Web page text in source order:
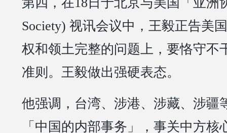
Society) 视讯会议中，王毅正告美
权和领土完整的问题上，要恪守不
准则。王毅做出强硬表态。
他强调，台湾、涉港、涉藏、涉疆
「中国的内部事务」，事关中方核